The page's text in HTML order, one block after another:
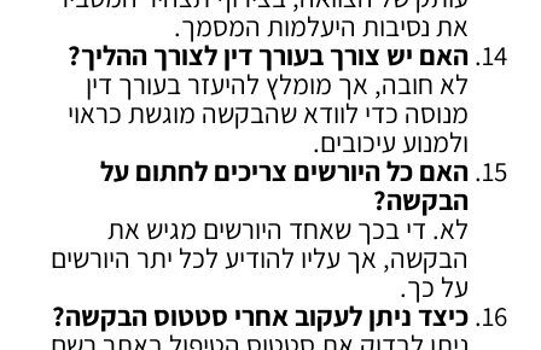
את נסיבות היעלמות המסמך.
האם יש צורך בעורך דין לצורך ההליך?
לא חובה, אך מומלץ להיעזר בעורך דין
מנוסה כדי לוודא שהבקשה מוגשת כראוי
ולמנוע עיכובים.
האם כל היורשים צריכים לחתום על
הבקשה?
לא. די בכך שאחד היורשים מגיש את
הבקשה, אך עליו להודיע לכל יתר היורשים
על כך.
כיצד ניתן לעקוב אחרי סטטוס הבקשה?